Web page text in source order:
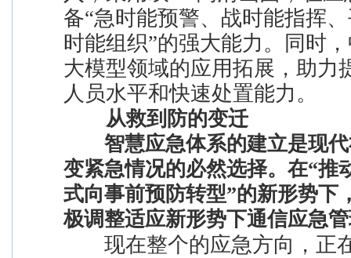
备“急时能预警、战时能指挥
时能组织”的强大能力。同时
大模型领域的应用拓展，助力
人员水平和快速处置能力。
从救到防的变迁
智慧应急体系的建立是现代
变紧急情况的必然选择。在“推
式向事前预防转型”的新形势下
极调整适应新形势下通信应急
现在整个的应急方向，正